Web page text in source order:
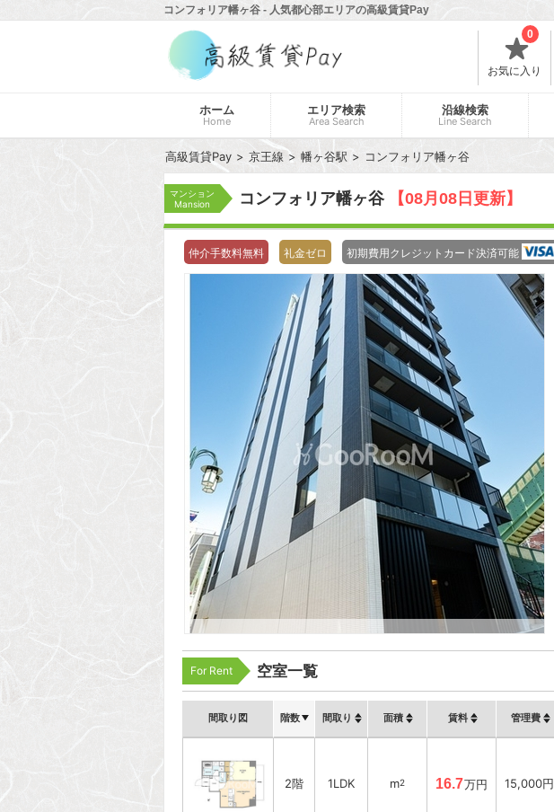
コンフォリア幡ヶ谷 - 人気都心部エリアの高級賃貸Pay
お気に入り
0
ホーム
Home
エリア検索
Area Search
沿線検索
Line Search
高級賃貸Pay 京王線 幡ヶ谷駅 コンフォリア幡ヶ谷
マンション
Mansion
コンフォリア幡ヶ谷 【08月08日更新】
仲介手数料無料 礼金ゼロ 初期費用クレジットカード決済可能
For Rent 空室一覧
間取り図 階数 間取り 面積 賃料 管理費
2階 1LDK m2 16.7万円 15,000円